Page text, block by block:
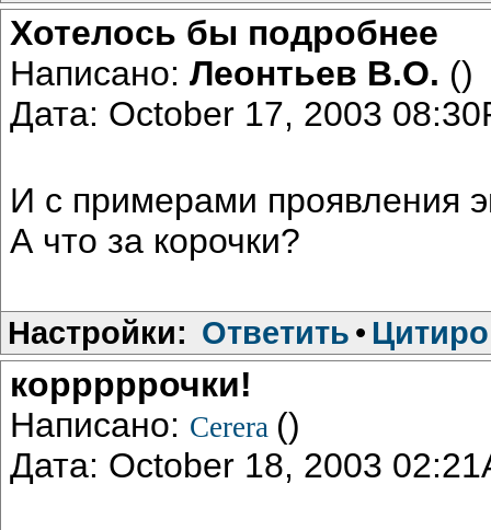
Хотелось бы подробнее
Написано: Леонтьев В.О. ()
Дата: October 17, 2003
И с примерами проявления
А что за корочки?
Настройки: Ответить •
корррррочки!
Написано: Cerera ()
Дата: October 18, 2003